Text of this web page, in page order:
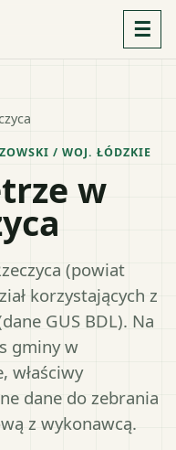
☰
/ WOJ. ŁÓDZKIE
w
(powiat
korzystających z
GUS BDL). Na
gminy w
właściwy
dane do zebrania
z wykonawcą.